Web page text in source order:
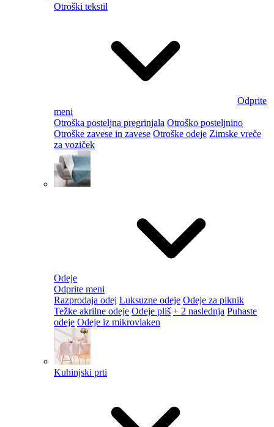
Otroški tekstil
Odprite
meni
Otroška posteljna pregrinjala Otroško posteljnino
Otroške zavese in zavese Otroške odeje Zimske vreče
za voziček
Odeje
Odprite meni
Razprodaja odej Luksuzne odeje Odeje za piknik
Težke akrilne odeje Odeje pliš + 2 naslednja Puhaste
odeje Odeje iz mikrovlaken
Kuhinjski prti